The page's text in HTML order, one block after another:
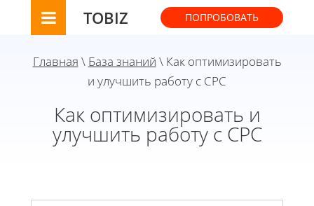
TOBIZ ПОПРОБОВАТЬ
Главная \ База знаний \ Как оптимизировать
и улучшить работу с CPC
Как оптимизировать и
улучшить работу с CPC